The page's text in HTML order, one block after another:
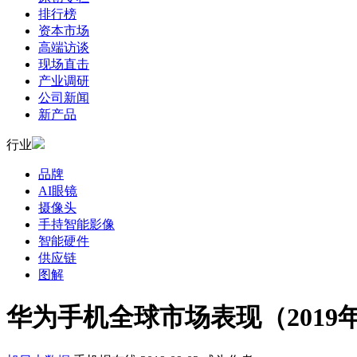
排行榜
资本市场
高端访谈
现场直击
产业调研
公司新闻
新产品
行业
品牌
AI眼镜
摄像头
手持智能影像
智能硬件
供应链
图解
华为手机全球市场表现（2019